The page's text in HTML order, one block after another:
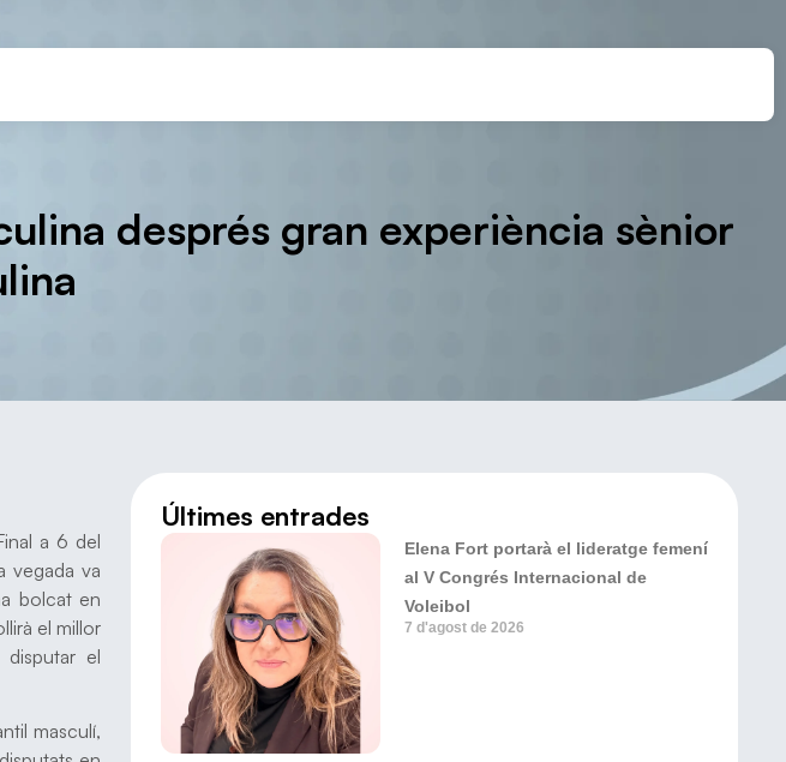
després gran experiència sènior
a 6 del
vegada va
bolcat en
el millor
el
masculí,
Últimes entrades
Elena Fort portarà el lideratge femení
al V Congrés Internacional de
Voleibol
7 d'agost de 2026